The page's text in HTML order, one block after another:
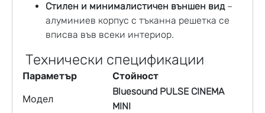
Стилен и минималистичен външен вид–
алуминиев корпус с тъканна решетка се
вписва във всеки интериор.
Технически спецификации
Параметър
Стойност
Модел
Bluesound PULSE CINEMA
MINI